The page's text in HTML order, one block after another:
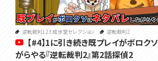
逆転裁判123 成歩堂セレクション 逆転裁判2
【#4】1に引き続き既プレイがボロク
がらやる『逆転裁判2』第2話探偵2